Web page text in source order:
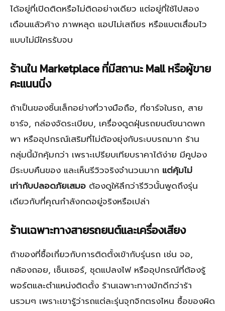
ได้อยู่ที่เปิดติดหรือไม่ติดอย่างเดียว แต่อยู่ที่ใช้ไปสอง
เดือนแล้วค้าง ภาพหลุด แอปไม่เสถียร หรือแบตเสื่อมไว
แบบไม่มีใครรับจบ
ร้านใน Marketplace ที่มีสถานะ Mall หรือผู้ขาย
คะแนนนิ่ง
ถ้าเป็นของชิ้นเล็กอย่างที่วางมือถือ, ที่ชาร์จในรถ, สาย
ชาร์จ, กล่องจัดระเบียบ, เครื่องดูดฝุ่นรถยนต์ขนาดพก
พา หรืออุปกรณ์เสริมที่ไม่ต้องยุ่งกับระบบรถมาก ร้าน
กลุ่มนี้มักคุ้มกว่า เพราะเปรียบเทียบราคาได้ง่าย มีคูปอง
มีระบบคืนของ และเห็นรีวิวจริงจำนวนมาก แต่คุ้มไม่
เท่ากับปลอดภัยเสมอ ต้องดูให้ลึกว่ารีวิวนั้นพูดถึงรุ่น
เดียวกับที่คุณกำลังกดอยู่จริงหรือเปล่า
ร้านเฉพาะทางสายรถยนต์และเครื่องเสียง
ถ้าของที่ซื้อเกี่ยวกับการติดตั้งเข้ากับรุ่นรถ เช่น จอ,
กล้องถอย, เซ็นเซอร์, ชุดแปลงไฟ หรืออุปกรณ์ที่ต้องรู้
พอร์ตและตำแหน่งติดตั้ง ร้านเฉพาะทางมักดีกว่าร้า
นรวมๆ เพราะเขารู้ว่ารถแต่ละรุ่นจุกจิกตรงไหน ซื้อของผิด